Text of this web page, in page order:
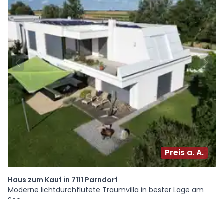
Preis a. A.
Haus zum Kauf in 7111 Parndorf
Moderne lichtdurchflutete Traumvilla in bester Lage am